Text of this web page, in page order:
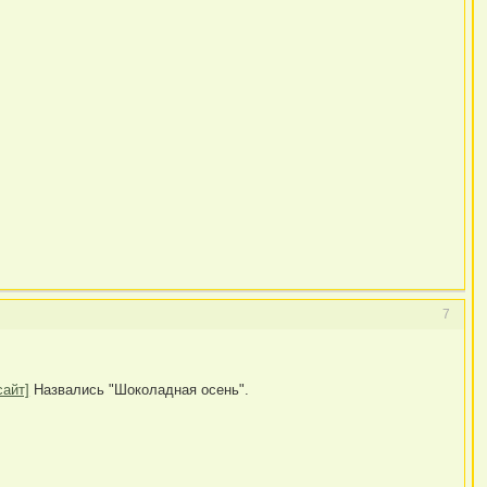
7
Назвались "Шоколадная осень".